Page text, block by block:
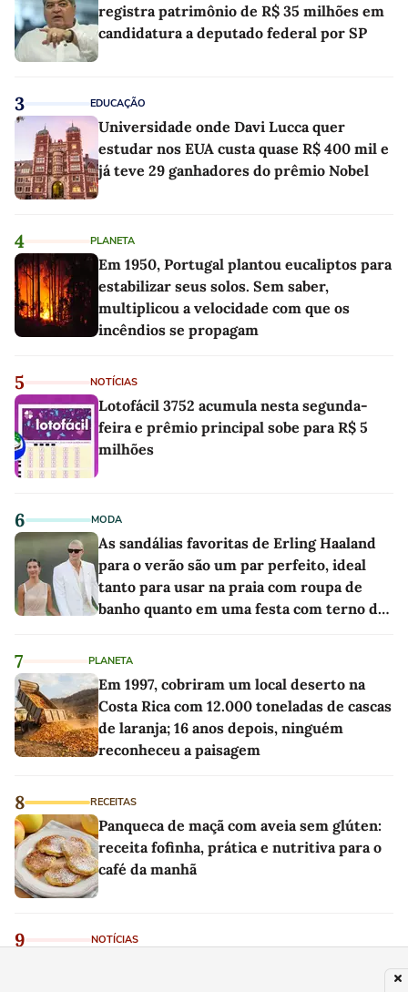
registra patrimônio de R$ 35 milhões em
candidatura a deputado federal por SP
3 EDUCAÇÃO
Universidade onde Davi Lucca quer
estudar nos EUA custa quase R$ 400 mil e
já teve 29 ganhadores do prêmio Nobel
4 PLANETA
Em 1950, Portugal plantou eucaliptos para
estabilizar seus solos. Sem saber,
multiplicou a velocidade com que os
incêndios se propagam
5 NOTÍCIAS
Lotofácil 3752 acumula nesta segunda-
feira e prêmio principal sobe para R$ 5
milhões
6 MODA
As sandálias favoritas de Erling Haaland
para o verão são um par perfeito, ideal
tanto para usar na praia com roupa de
banho quanto em uma festa com terno de
7 PLANETA
Em 1997, cobriram um local deserto na
Costa Rica com 12.000 toneladas de cascas
de laranja; 16 anos depois, ninguém
reconheceu a paisagem
8 RECEITAS
Panqueca de maçã com aveia sem glúten:
receita fofinha, prática e nutritiva para o
café da manhã
9 NOTÍCIAS